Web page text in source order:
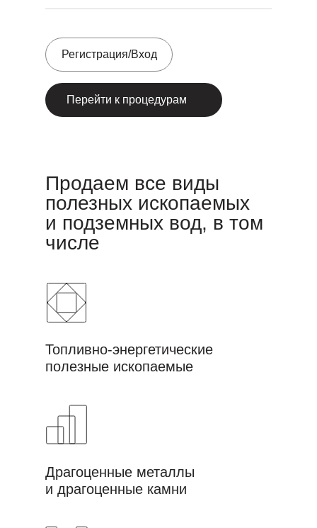
Регистрация/Вход
Перейти к процедурам
Продаем все виды
полезных ископаемых
и подземных вод, в том
числе
Топливно-энергетические
полезные ископаемые
Драгоценные металлы
и драгоценные камни